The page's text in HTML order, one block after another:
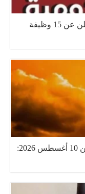
التقديم يبدأ اليوم.. «التنظيم والإدارة» يُعلن عن 15 وظيفة
الأرصاد تكشف حالة الطقس اليوم الإثنين 10 أغسطس 2026: